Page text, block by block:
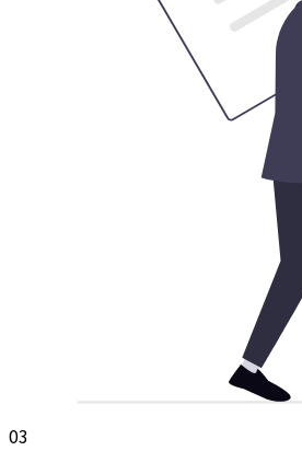
03